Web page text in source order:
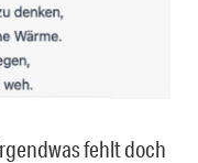
fehlt doch